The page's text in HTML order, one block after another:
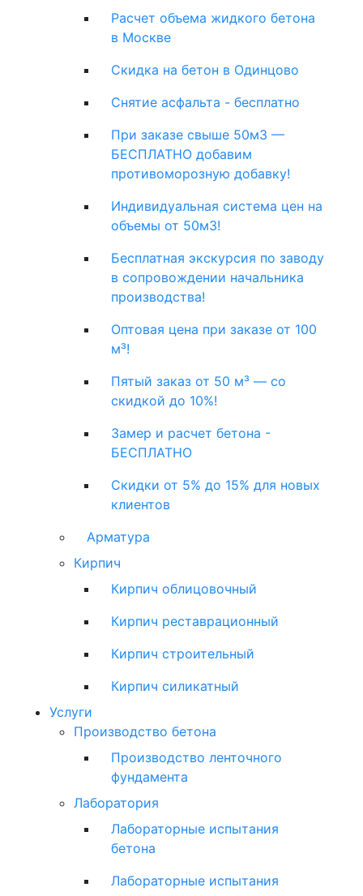
Расчет объема жидкого бетона
в Москве
Скидка на бетон в Одинцово
Снятие асфальта - бесплатно
При заказе свыше 50м3 —
БЕСПЛАТНО добавим
противоморозную добавку!
Индивидуальная система цен на
объемы от 50м3!
Бесплатная экскурсия по заводу
в сопровождении начальника
производства!
Оптовая цена при заказе от 100
м³!
Пятый заказ от 50 м³ — со
скидкой до 10%!
Замер и расчет бетона -
БЕСПЛАТНО
Скидки от 5% до 15% для новых
клиентов
Арматура
Кирпич
Кирпич облицовочный
Кирпич реставрационный
Кирпич строительный
Кирпич силикатный
Услуги
Производство бетона
Производство ленточного
фундамента
Лаборатория
Лабораторные испытания
бетона
Лабораторные испытания